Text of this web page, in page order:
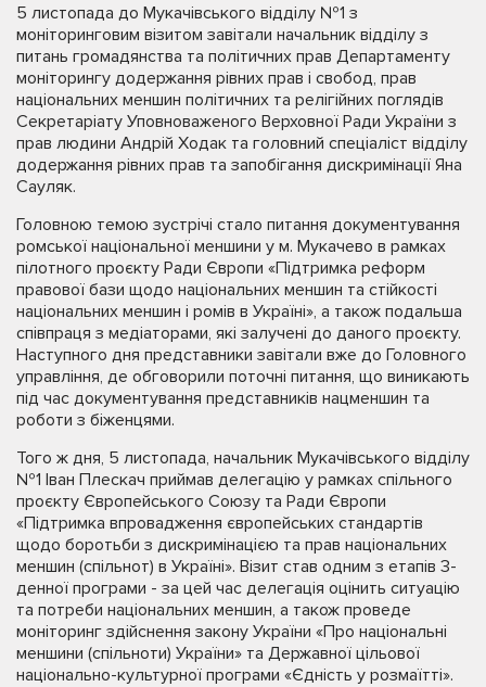
5 листопада до Мукачівського відділу №1 з
моніторинговим візитом завітали начальник відділу з
питань громадянства та політичних прав Департаменту
моніторингу додержання рівних прав і свобод, прав
національних меншин політичних та релігійних поглядів
Секретаріату Уповноваженого Верховної Ради України з
прав людини Андрій Ходак та головний спеціаліст відділу
додержання рівних прав та запобігання дискримінації Яна
Сауляк.
Головною темою зустрічі стало питання документування
ромської національної меншини у м. Мукачево в рамках
пілотного проєкту Ради Європи «Підтримка реформ
правової бази щодо національних меншин та стійкості
національних меншин і ромів в Україні», а також подальша
співпраця з медіаторами, які залучені до даного проєкту.
Наступного дня представники завітали вже до Головного
управління, де обговорили поточні питання, що виникають
під час документування представників нацменшин та
роботи з біженцями.
Того ж дня, 5 листопада, начальник Мукачівського відділу
№1 Іван Плескач приймав делегацію у рамках спільного
проєкту Європейського Союзу та Ради Європи
«Підтримка впровадження європейських стандартів
щодо боротьби з дискримінацією та прав національних
меншин (спільнот) в Україні». Візит став одним з етапів 3-
денної програми - за цей час делегація оцінить ситуацію
та потреби національних меншин, а також проведе
моніторинг здійснення закону України «Про національні
меншини (спільноти) України» та Державної цільової
національно-культурної програми «Єдність у розмаїтті».